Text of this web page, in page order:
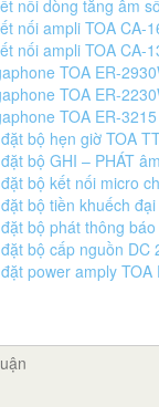
nối dòng tăng âm
nối ampli TOA CA-
nối ampli TOA CA-
TOA ER-
TOA ER-
TOA ER-3215
bộ hẹn giờ TOA
bộ GHI – PHÁT
bộ kết nối micro
bộ tiền khuếch đại
bộ phát thông
bộ cấp nguồn DC
power amply TOA